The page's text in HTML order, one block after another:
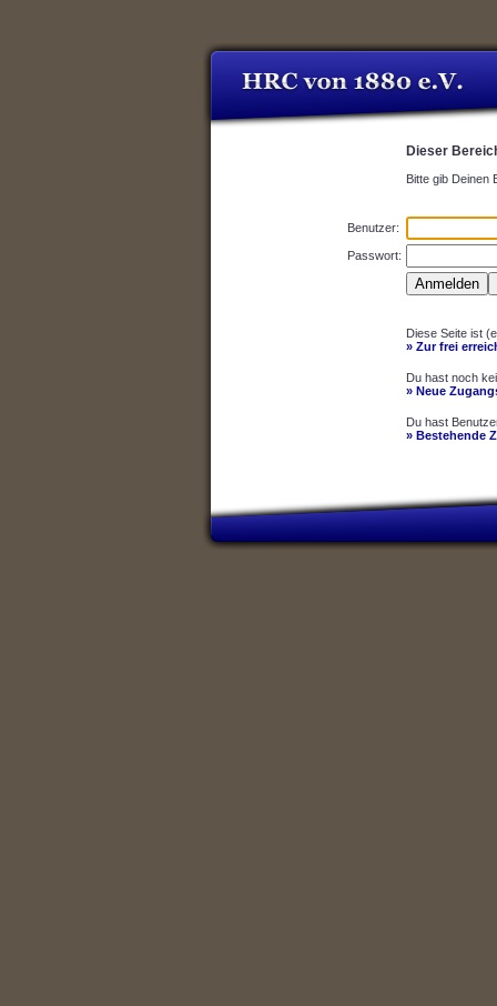
Dieser
Bitte gib Deinen
Benutzer:
Passwort:
Diese Seite ist
» Zur frei
Du hast noch
» Neue
Du hast
» Bestehende